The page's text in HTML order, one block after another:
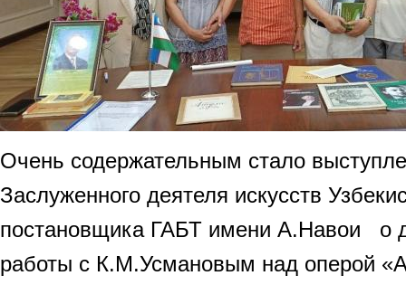
Очень содержательным стало
Заслуженного деятеля искусств
постановщика ГАБТ имени А.Навои о
работы с К.М.Усмановым над оперой